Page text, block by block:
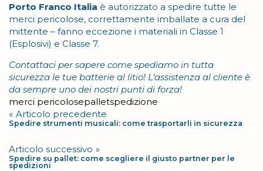
Porto Franco Italia è autorizzato a spedire tutte le
merci pericolose, correttamente imballate a cura del
mittente – fanno eccezione i materiali in Classe 1
(Esplosivi) e Classe 7.
Contattaci per sapere come spediamo in tutta
sicurezza le tue batterie al litio! L’assistenza al cliente è
da sempre uno dei nostri punti di forza!
Tag
merci pericolosepalletspedizione
Navigazione
articoli
Articolo precedente
Spedire strumenti musicali: come trasportarli in sicurezza
Articolo successivo
Spedire su pallet: come scegliere il giusto partner per le
spedizioni